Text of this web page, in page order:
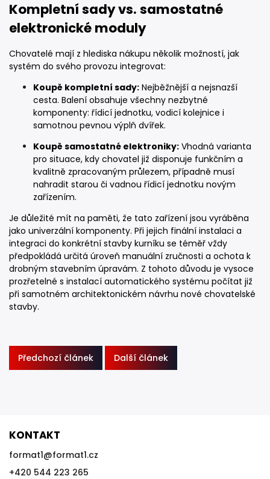
Kompletní sady vs. samostatné
elektronické moduly
Chovatelé mají z hlediska nákupu několik možností, jak
systém do svého provozu integrovat:
Koupě kompletní sady: Nejběžnější a nejsnazší
cesta. Balení obsahuje všechny nezbytné
komponenty: řídicí jednotku, vodicí kolejnice i
samotnou pevnou výplň dvířek.
Koupě samostatné elektroniky: Vhodná varianta
pro situace, kdy chovatel již disponuje funkčním a
kvalitně zpracovaným průlezem, případně musí
nahradit starou či vadnou řídicí jednotku novým
zařízením.
Je důležité mít na paměti, že tato zařízení jsou vyráběna
jako univerzální komponenty. Při jejich finální instalaci a
integraci do konkrétní stavby kurníku se téměř vždy
předpokládá určitá úroveň manuální zručnosti a ochota k
drobným stavebním úpravám. Z tohoto důvodu je vysoce
prozřetelné s instalací automatického systému počítat již
při samotném architektonickém návrhu nové chovatelské
stavby.
Předchozí článek Další článek
KONTAKT
format1@format1.cz
+420 544 223 265